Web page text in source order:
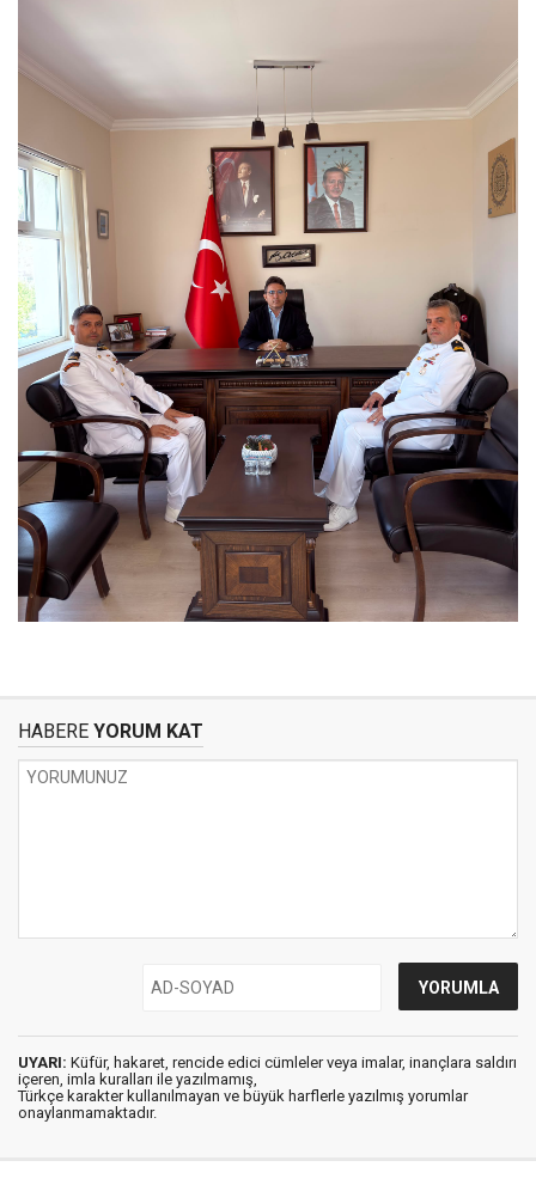
HABERE YORUM KAT
UYARI: Küfür, hakaret, rencide edici cümleler veya imalar, inançlara saldırı
içeren, imla kuralları ile yazılmamış,
Türkçe karakter kullanılmayan ve büyük harflerle yazılmış yorumlar
onaylanmamaktadır.